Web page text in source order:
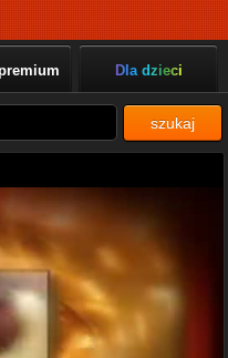
Dla dzieci
szukaj